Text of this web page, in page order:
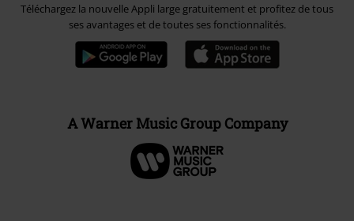
Téléchargez la nouvelle Appli large gratuitement et profitez de tous
ses avantages et de toutes ses fonctionnalités.
A Warner Music Group Company